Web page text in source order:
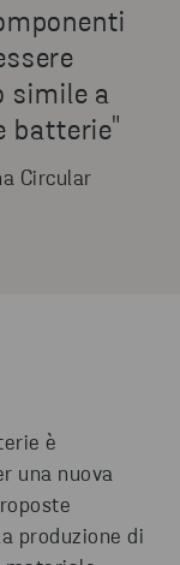
simile a
batterie"
Circular
è
una nuova
produzione di